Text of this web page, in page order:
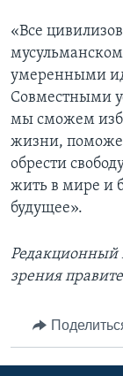
«Все
умеренными
Совместными
мы сможем
жизни,
обрести
жить в мире и
будущее».
зрения